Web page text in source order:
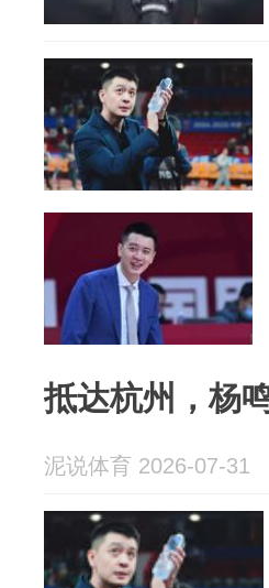
抵达杭州，杨
泥说体育 2026-07-31